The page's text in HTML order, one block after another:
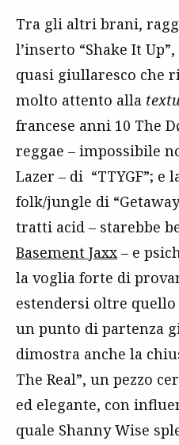
Tra gli altri brani,
l’inserto “Shake It
quasi giullaresco che
molto attento alla
francese anni 10 The
reggae – impossibile
Lazer – di “TTYGF”; e
folk/jungle di
tratti acid – starebbe
Basement Jaxx– e
la voglia forte di
estendersi oltre
un punto di partenza
dimostra anche la
The Real”, un pezzo
ed elegante, con
quale Shanny Wise